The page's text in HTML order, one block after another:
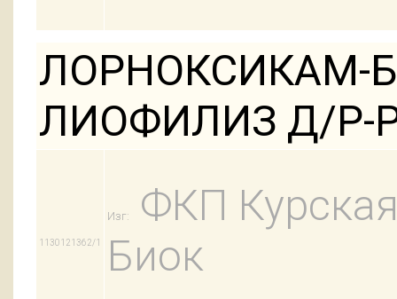
ЛОРНОКСИКАМ-
ЛИОФИЛИЗ Д/Р-
1130121362/1
Изг:
ФКП
Биок